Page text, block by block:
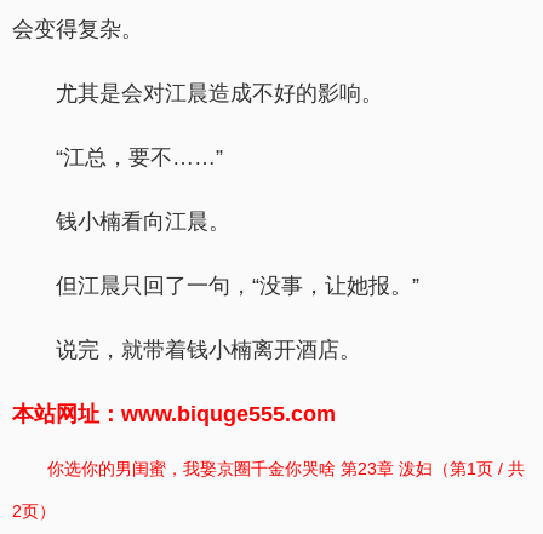
会变得复杂。
尤其是会对江晨造成不好的影响。
“江总，要不……”
钱小楠看向江晨。
但江晨只回了一句，“没事，让她报。”
说完，就带着钱小楠离开酒店。
本站网址：www.biquge555.com
你选你的男闺蜜，我娶京圈千金你哭啥 第23章 泼妇（第1页 / 共
2页）